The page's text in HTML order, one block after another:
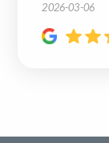
2026-03-06